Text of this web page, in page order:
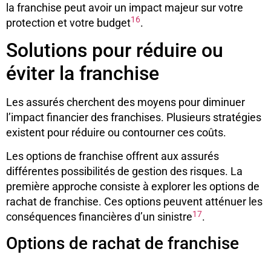
la franchise peut avoir un impact majeur sur votre
protection et votre budget16.
Solutions pour réduire ou
éviter la franchise
Les assurés cherchent des moyens pour diminuer
l’impact financier des franchises. Plusieurs stratégies
existent pour réduire ou contourner ces coûts.
Les options de franchise offrent aux assurés
différentes possibilités de gestion des risques. La
première approche consiste à explorer les options de
rachat de franchise. Ces options peuvent atténuer les
conséquences financières d’un sinistre17.
Options de rachat de franchise